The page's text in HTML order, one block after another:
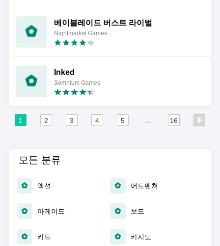
베이블레이드 버스트 라이벌
Nightmarket Games
Inked
Somnium Games
1 2 3 4 5 16
모든 분류
액션 어드벤쳐
아케이드 보드
카드 카지노